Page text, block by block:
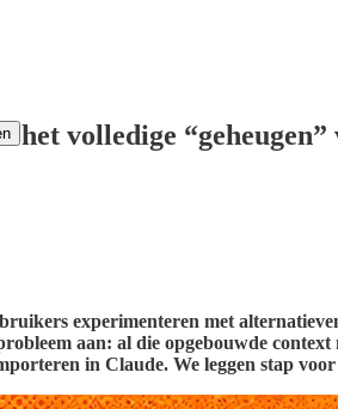
het volledige
experimenteren met
aan: al die opgebouwde
in Claude. We leggen stap